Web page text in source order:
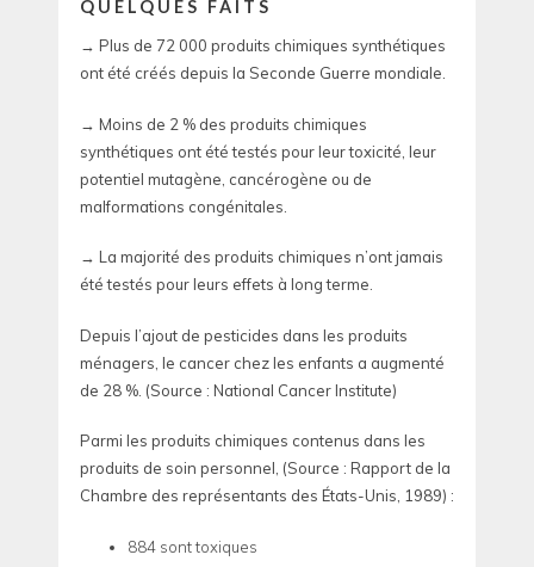
QUELQUES FAITS
→ Plus de 72 000 produits chimiques synthétiques
ont été créés depuis la Seconde Guerre mondiale.
→ Moins de 2 % des produits chimiques
synthétiques ont été testés pour leur toxicité, leur
potentiel mutagène, cancérogène ou de
malformations congénitales.
→ La majorité des produits chimiques n’ont jamais
été testés pour leurs effets à long terme.
Depuis l’ajout de pesticides dans les produits
ménagers, le cancer chez les enfants a augmenté
de 28 %. (Source : National Cancer Institute)
Parmi les produits chimiques contenus dans les
produits de soin personnel, (Source : Rapport de la
Chambre des représentants des États-Unis, 1989) :
884 sont toxiques